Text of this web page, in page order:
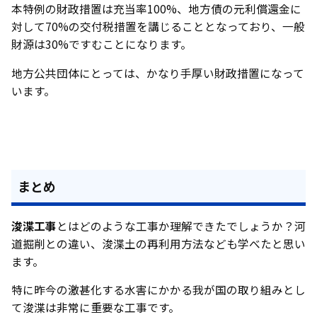
本特例の財政措置は充当率100%、地方債の元利償還金に
対して70%の交付税措置を講じることとなっており、一般
財源は30%ですむことになります。
地方公共団体にとっては、かなり手厚い財政措置になって
います。
まとめ
浚渫工事とはどのような工事か理解できたでしょうか？河
道掘削との違い、浚渫土の再利用方法なども学べたと思い
ます。
特に昨今の激甚化する水害にかかる我が国の取り組みとし
て浚渫は非常に重要な工事です。